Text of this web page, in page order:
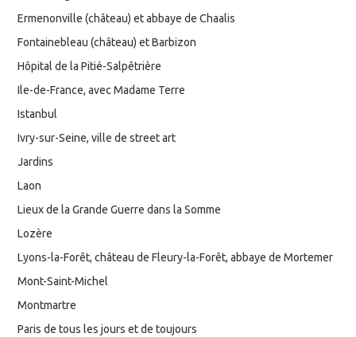
Ermenonville (château) et abbaye de Chaalis
Fontainebleau (château) et Barbizon
Hôpital de la Pitié-Salpêtrière
Ile-de-France, avec Madame Terre
Istanbul
Ivry-sur-Seine, ville de street art
Jardins
Laon
Lieux de la Grande Guerre dans la Somme
Lozère
Lyons-la-Forêt, château de Fleury-la-Forêt, abbaye de Mortemer
Mont-Saint-Michel
Montmartre
Paris de tous les jours et de toujours